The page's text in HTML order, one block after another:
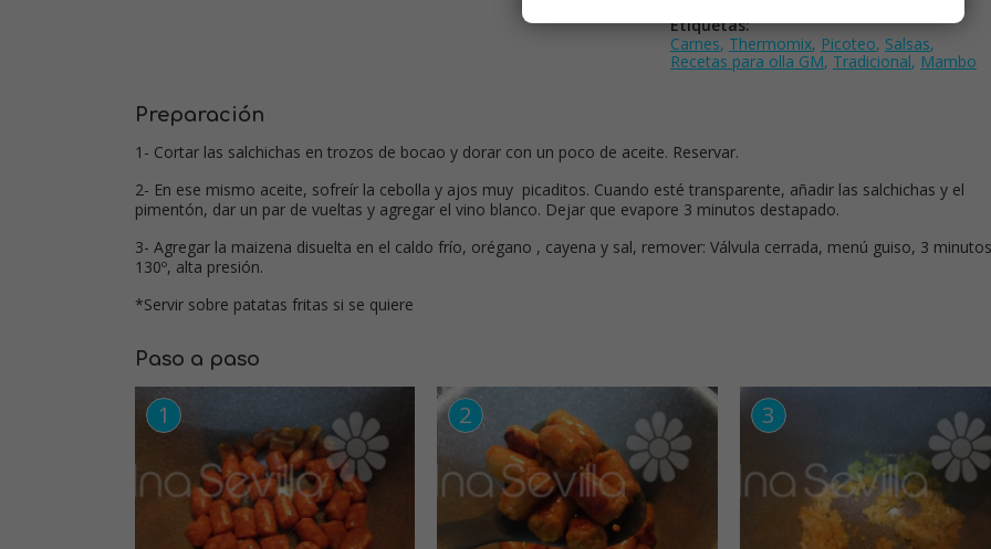
Etiquetas:
Carnes, Thermomix, Picoteo, Salsas,
Recetas para olla GM, Tradicional, Mambo
Preparación
1- Cortar las salchichas en trozos de bocao y dorar con un poco de aceite. Reservar.
2- En ese mismo aceite, sofreír la cebolla y ajos muy picaditos. Cuando esté transparente, añadir las salchichas y el
pimentón, dar un par de vueltas y agregar el vino blanco. Dejar que evapore 3 minutos destapado.
3- Agregar la maizena disuelta en el caldo frío, orégano , cayena y sal, remover: Válvula cerrada, menú guiso, 3
130º, alta presión.
*Servir sobre patatas fritas si se quiere
Paso a paso